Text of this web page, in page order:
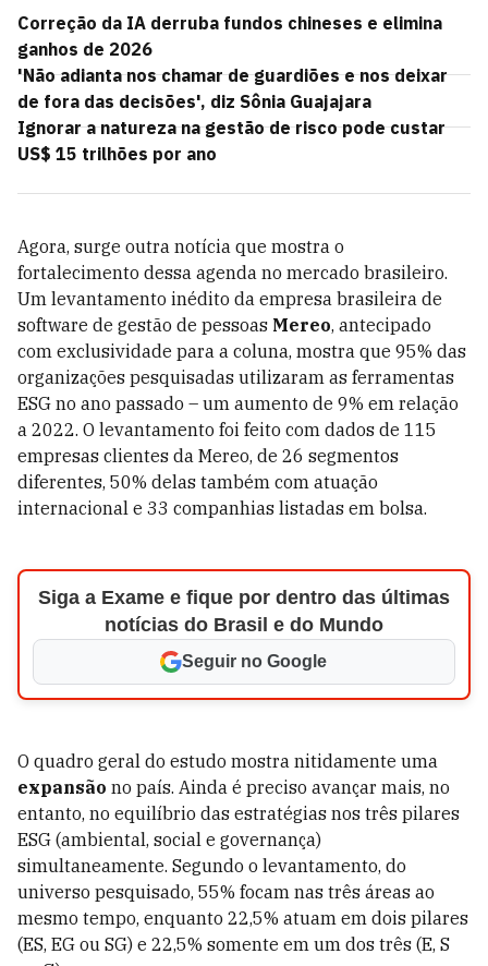
Correção da IA derruba fundos chineses e elimina
ganhos de 2026
'Não adianta nos chamar de guardiões e nos deixar
de fora das decisões', diz Sônia Guajajara
Ignorar a natureza na gestão de risco pode custar
US$ 15 trilhões por ano
Agora, surge outra notícia que mostra o
fortalecimento dessa agenda no mercado brasileiro.
Um levantamento inédito da empresa brasileira de
software de gestão de pessoas Mereo, antecipado
com exclusividade para a coluna, mostra que 95% das
organizações pesquisadas utilizaram as ferramentas
ESG no ano passado – um aumento de 9% em relação
a 2022. O levantamento foi feito com dados de 115
empresas clientes da Mereo, de 26 segmentos
diferentes, 50% delas também com atuação
internacional e 33 companhias listadas em bolsa.
Siga a Exame e fique por dentro das últimas
notícias do Brasil e do Mundo
Seguir no Google
O quadro geral do estudo mostra nitidamente uma
expansão no país. Ainda é preciso avançar mais, no
entanto, no equilíbrio das estratégias nos três pilares
ESG (ambiental, social e governança)
simultaneamente. Segundo o levantamento, do
universo pesquisado, 55% focam nas três áreas ao
mesmo tempo, enquanto 22,5% atuam em dois pilares
(ES, EG ou SG) e 22,5% somente em um dos três (E, S